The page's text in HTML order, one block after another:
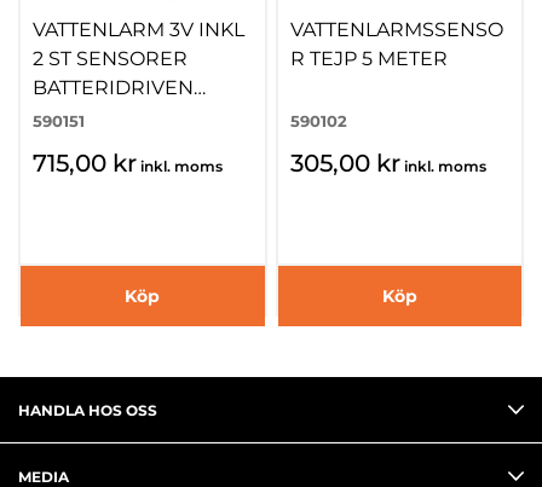
VATTENLARM 3V INKL
2 ST SENSORER
BATTERIDRIVEN
60X35X90MM
590151
715,00 kr inkl. moms
Köp
VATTENLARMSSENSO
R TEJP 5 METER
590102
305,00 kr inkl. moms
Köp
HANDLA HOS OSS
MEDIA